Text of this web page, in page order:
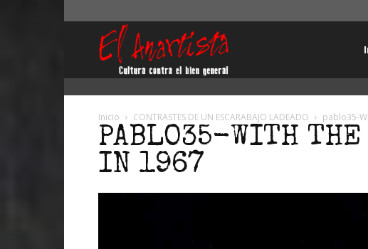
Inicio CONTRASTES DE UN ESCARABAJO LADEADO pablo35-
PABLO35-WITH THE
IN 1967